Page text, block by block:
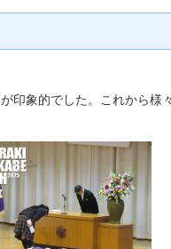
印象的でした。これから様